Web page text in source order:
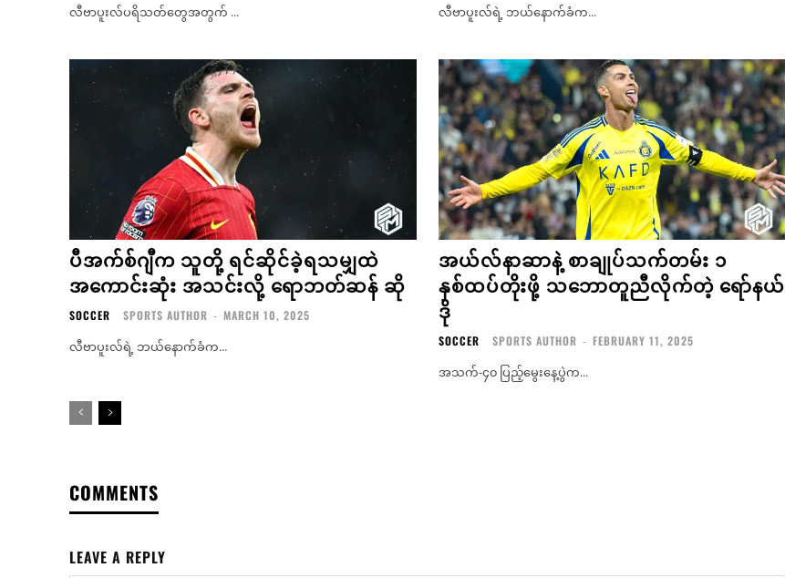
လီဗာပူးလ်ပရိသတ်တွေအတွက် ... လီဗာပူးလ်ရဲ့ ဘယ်နောက်ခံက...
ပီအက်စ်ဂျီက သူတို့ ရင်ဆိုင်ခဲ့ရသမျှထဲ
အကောင်းဆုံး အသင်းလို့ ရောဘတ်ဆန် ဆို
SOCCER SPORTS AUTHOR - MARCH 10, 2025
လီဗာပူးလ်ရဲ့ ဘယ်နောက်ခံက...
အယ်လ်နာဆာနဲ့ စာချုပ်သက်တမ်း ၁
နှစ်ထပ်တိုးဖို့ သဘောတူညီလိုက်တဲ့ ရော်နယ်
ဒို
SOCCER SPORTS AUTHOR - FEBRUARY 11, 2025
အသက်-၄၀ ပြည့်မွေးနေ့ပွဲက...
COMMENTS
LEAVE A REPLY